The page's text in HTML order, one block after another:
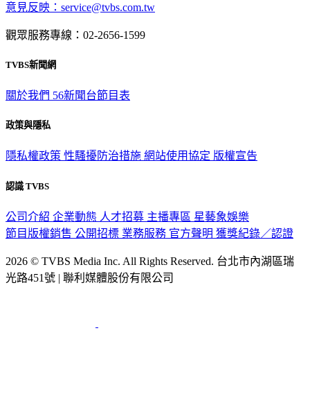
意見反映：service@tvbs.com.tw
觀眾服務專線：02-2656-1599
TVBS新聞網
關於我們 56新聞台節目表
政策與隱私
隱私權政策 性騷擾防治措施 網站使用協定 版權宣告
認識 TVBS
公司介紹 企業動態 人才招募 主播專區 星藝象娛樂
節目版權銷售 公開招標 業務服務 官方聲明 獲獎紀錄／認證
2026 © TVBS Media Inc. All Rights Reserved. 台北市內湖區瑞
光路451號 | 聯利媒體股份有限公司